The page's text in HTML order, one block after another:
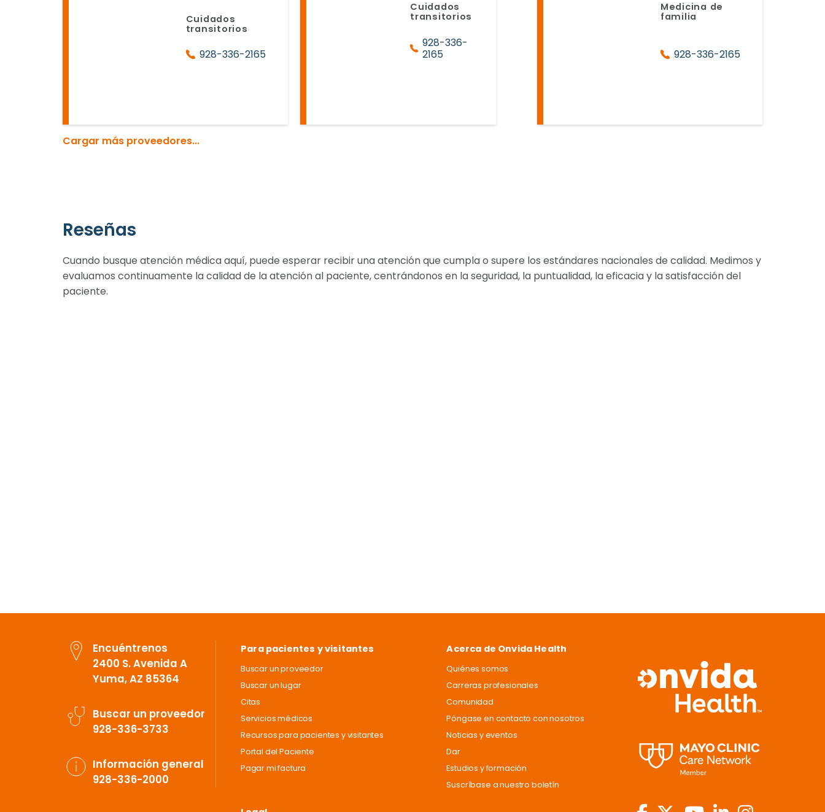
Cuidados
transitorios
928-336-2165
Cuidados
transitorios
928-336-
2165
Medicina de
familia
928-336-2165
Cargar más proveedores...
Reseñas
Cuando busque atención médica aquí, puede esperar recibir una atención que cumpla o supere los estándares nacionales de calidad. Medimos y
evaluamos continuamente la calidad de la atención al paciente, centrándonos en la seguridad, la puntualidad, la eficacia y la satisfacción del
paciente.
Encuéntrenos
2400 S. Avenida A
Yuma, AZ 85364
Buscar un proveedor
928-336-3733
Información general
928-336-2000
Para pacientes y visitantes
Buscar un proveedor
Buscar un lugar
Citas
Servicios médicos
Recursos para pacientes y visitantes
Portal del Paciente
Pagar mi factura
Acerca de Onvida Health
Quiénes somos
Carreras profesionales
Comunidad
Póngase en contacto con nosotros
Noticias y eventos
Dar
Estudios y formación
Suscríbase a nuestro boletín